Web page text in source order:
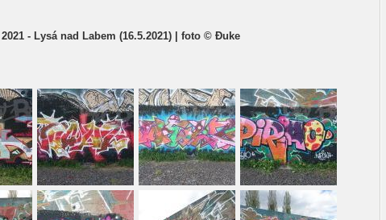
- Lysá nad Labem (16.5.2021) | foto © Đuke